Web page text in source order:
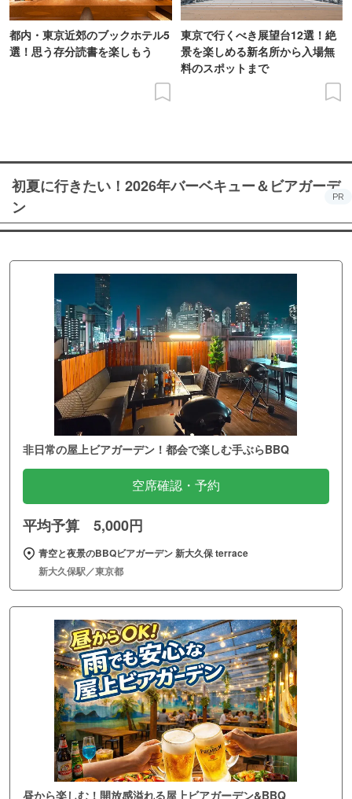
都内・東京近郊のブックホテル5
選！思う存分読書を楽しもう
東京で行くべき展望台12選！絶
景を楽しめる新名所から入場無
料のスポットまで
初夏に行きたい！2026年バーベキュー＆ビアガーデ
ン
PR
非日常の屋上ビアガーデン！都会で楽しむ手ぶらBBQ
空席確認・予約
平均予算 5,000円
青空と夜景のBBQビアガーデン 新大久保 terrace
新大久保駅／東京都
昼から楽しむ！開放感溢れる屋上ビアガーデン&BBQ